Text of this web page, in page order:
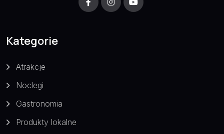
Kategorie
Atrakcje
Noclegi
Gastronomia
Produkty lokalne